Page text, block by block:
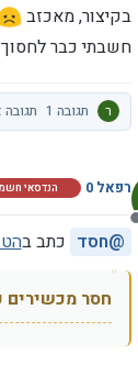
בקיצור, מאכזב
חשבתי כבר
ר תגובה 1 תגובה
מנותק
רפאל 0 הנדסאי
@חסד כתב ב
חסר מכשירים